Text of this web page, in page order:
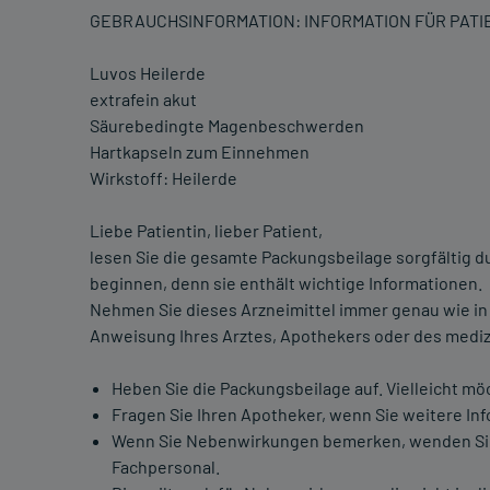
GEBRAUCHSINFORMATION: INFORMATION FÜR
Luvos Heilerde
extrafein akut
Säurebedingte Magenbeschwerden
Hartkapseln zum Einnehmen
Wirkstoff: Heilerde
Liebe Patientin, lieber Patient,
lesen Sie die gesamte Packungsbeilage sorgfältig
beginnen, denn sie enthält wichtige Informationen.
Nehmen Sie dieses Arzneimittel immer genau wie
Anweisung Ihres Arztes, Apothekers oder des
Heben Sie die Packungsbeilage auf. Vielleicht
Fragen Sie Ihren Apotheker, wenn Sie weitere
Wenn Sie Nebenwirkungen bemerken, wenden
Fachpersonal.